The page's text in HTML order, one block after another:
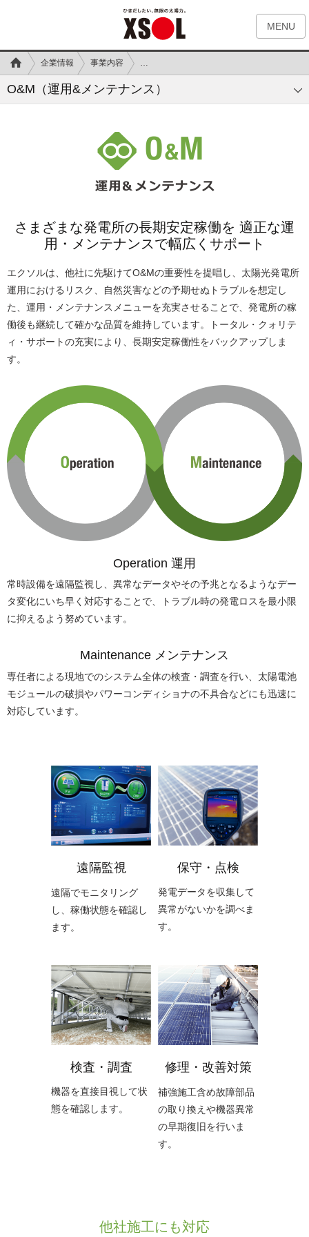
MENU
企業情報 事業内容 太陽光発電のO&M（運用&メンテナンス）
O&M（運用&メンテナンス）
さまざまな発電所の長期安定稼働を 適正な運
用・メンテナンスで幅広くサポート
エクソルは、他社に先駆けてO&Mの重要性を提唱し、太陽光発電所
運用におけるリスク、自然災害などの予期せぬトラブルを想定し
た、運用・メンテナンスメニューを充実させることで、発電所の稼
働後も継続して確かな品質を維持しています。トータル・クォリテ
ィ・サポートの充実により、長期安定稼働性をバックアップしま
す。
Operation 運用
常時設備を遠隔監視し、異常なデータやその予兆となるようなデー
タ変化にいち早く対応することで、トラブル時の発電ロスを最小限
に抑えるよう努めています。
Maintenance メンテナンス
専任者による現地でのシステム全体の検査・調査を行い、太陽電池
モジュールの破損やパワーコンディショナの不具合などにも迅速に
対応しています。
遠隔監視
遠隔でモニタリング
し、稼働状態を確認し
ます。
保守・点検
発電データを収集して
異常がないかを調べま
す。
検査・調査
機器を直接目視して状
態を確認します。
修理・改善対策
補強施工含め故障部品
の取り換えや機器異常
の早期復旧を行いま
す。
他社施工にも対応